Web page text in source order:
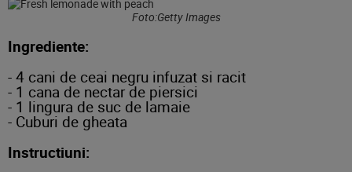
Foto:Getty Images
Ingrediente:
- 4 cani de ceai negru infuzat si racit
- 1 cana de nectar de piersici
- 1 lingura de suc de lamaie
- Cuburi de gheata
Instructiuni: